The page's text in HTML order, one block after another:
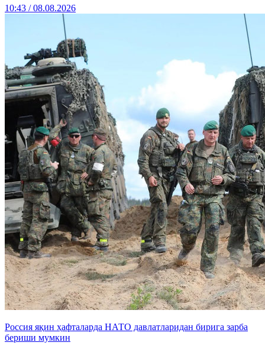
10:43 / 08.08.2026
Россия яқин ҳафталарда НАТО давлатларидан бирига зарба
бериши мумкин